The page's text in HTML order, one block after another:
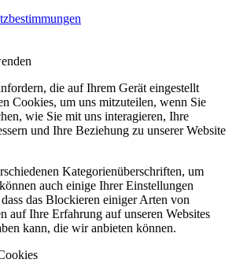
die auf Ihrem Gerät eingestellt
Cookies, um uns mitzuteilen, wenn Sie
wie Sie mit uns interagieren, Ihre
und Ihre Beziehung zu unserer Website
Kategorienüberschriften, um
auch einige Ihrer Einstellungen
das Blockieren einiger Arten von
auf Ihre Erfahrung auf unseren Websites
kann, die wir anbieten können.